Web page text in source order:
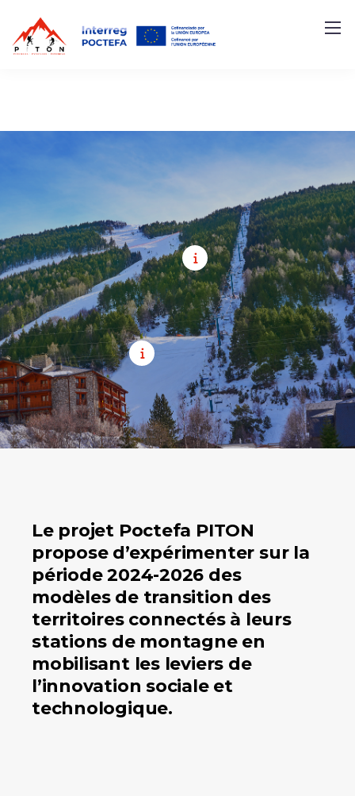
Le projet Poctefa PITON
propose d’expérimenter sur la
période 2024-2026 des
modèles de transition des
territoires connectés à leurs
stations de montagne en
mobilisant les leviers de
l’innovation sociale et
technologique.